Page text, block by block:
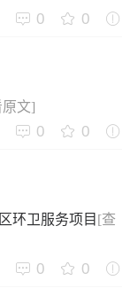
0 0
文]
0 0
环卫服务项目 [查
0 0